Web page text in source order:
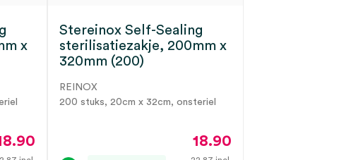
x
Stereinox Self-Sealing
sterilisatiezakje, 200mm x
320mm (200)
REINOX
200 stuks, 20cm x 32cm, onsteriel
18.90